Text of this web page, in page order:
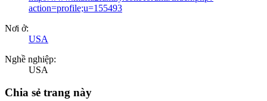
action=profile;u=155493
Nơi ở:
USA
Nghề nghiệp:
USA
Chia sẻ trang này